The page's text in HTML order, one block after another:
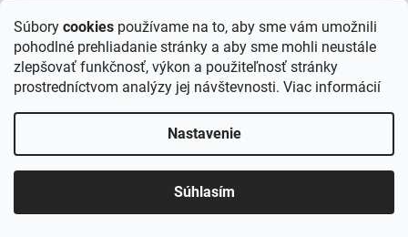
Súbory cookies používame na to, aby sme vám umožnili
pohodlné prehliadanie stránky a aby sme mohli neustále
zlepšovať funkčnosť, výkon a použiteľnosť stránky
prostredníctvom analýzy jej návštevnosti. Viac informácií
Nastavenie
Súhlasím
v
k
y
v
ý
p
i
IČO: 46290001
DIČ: 2023321850
IČDPH: SK2023321850
Bankový účet SLSP:
Otváracie hodiny